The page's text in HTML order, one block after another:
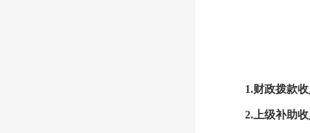
1.财政拨款
2.上级补助